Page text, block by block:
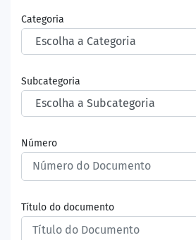
Categoria
Subcategoria
Número
Título do documento